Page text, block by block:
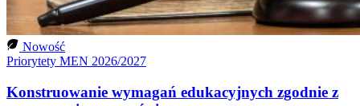
Nowość
Priorytety MEN 2026/2027
Konstruowanie wymagań edukacyjnych zgodnie z